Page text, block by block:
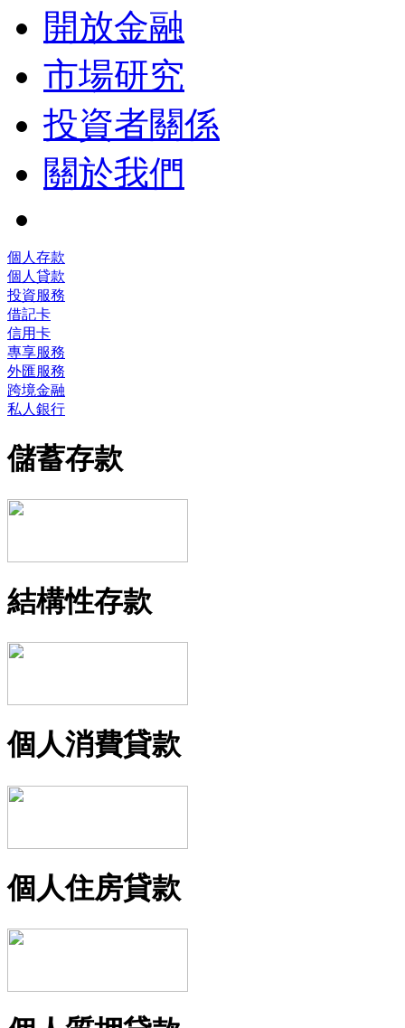
開放金融
市場研究
投資者關係
關於我們
個人存款
個人貸款
投資服務
借記卡
信用卡
專享服務
外匯服務
跨境金融
私人銀行
儲蓄存款
結構性存款
個人消費貸款
個人住房貸款